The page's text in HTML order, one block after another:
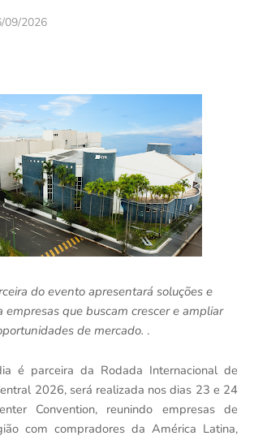
09/2026
do evento apresentará soluções e
empresas que buscam crescer e ampliar
de mercado. .
é parceira da Rodada Internacional de
2026, será realizada nos dias 23 e 24
Convention, reunindo empresas de
com compradores da América Latina,